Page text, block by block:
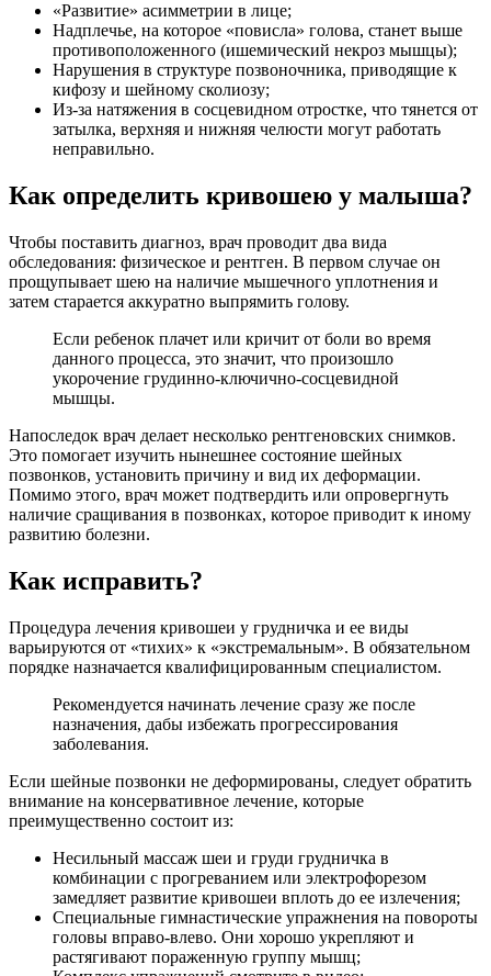
«Развитие» асимметрии в лице;
Надплечье, на которое «повисла» голова, станет выше
противоположенного (ишемический некроз мышцы);
Нарушения в структуре позвоночника, приводящие к
кифозу и шейному сколиозу;
Из-за натяжения в сосцевидном отростке, что тянется от
затылка, верхняя и нижняя челюсти могут работать
неправильно.
Как определить кривошею у малыша?
Чтобы поставить диагноз, врач проводит два вида
обследования: физическое и рентген. В первом случае он
прощупывает шею на наличие мышечного уплотнения и
затем старается аккуратно выпрямить голову.
Если ребенок плачет или кричит от боли во время
данного процесса, это значит, что произошло
укорочение грудинно-ключично-сосцевидной
мышцы.
Напоследок врач делает несколько рентгеновских снимков.
Это помогает изучить нынешнее состояние шейных
позвонков, установить причину и вид их деформации.
Помимо этого, врач может подтвердить или опровергнуть
наличие сращивания в позвонках, которое приводит к иному
развитию болезни.
Как исправить?
Процедура лечения кривошеи у грудничка и ее виды
варьируются от «тихих» к «экстремальным». В обязательном
порядке назначается квалифицированным специалистом.
Рекомендуется начинать лечение сразу же после
назначения, дабы избежать прогрессирования
заболевания.
Если шейные позвонки не деформированы, следует обратить
внимание на консервативное лечение, которые
преимущественно состоит из:
Несильный массаж шеи и груди грудничка в
комбинации с прогреванием или электрофорезом
замедляет развитие кривошеи вплоть до ее излечения;
Специальные гимнастические упражнения на повороты
головы вправо-влево. Они хорошо укрепляют и
растягивают пораженную группу мышц;